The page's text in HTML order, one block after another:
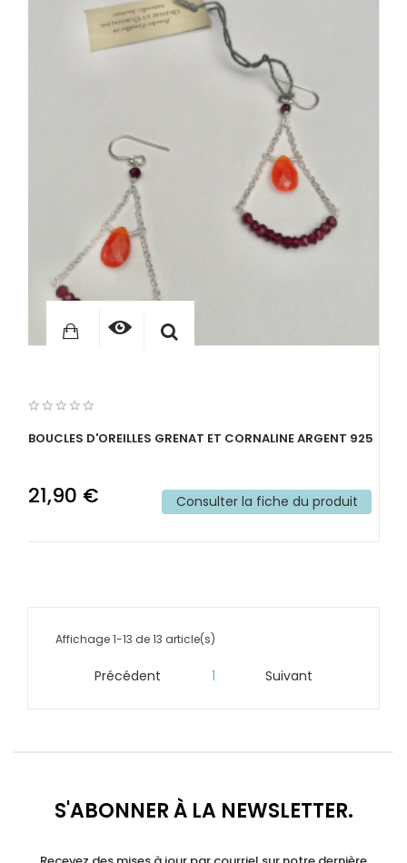
BOUCLES D'OREILLES GRENAT ET CORNALINE ARGENT 925
21,90 € Consulter la fiche du produit
Affichage 1-13 de 13 article(s)
Précédent 1 Suivant
S'ABONNER À LA NEWSLETTER.